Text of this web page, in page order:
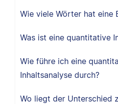
Wie viele Wörter hat eine
Was ist eine quantitative
Wie führe ich eine
Inhaltsanalyse durch?
Wo liegt der Unterschied